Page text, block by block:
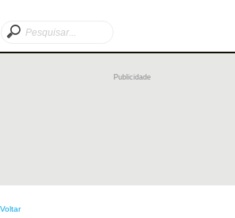
Publicidade
Voltar